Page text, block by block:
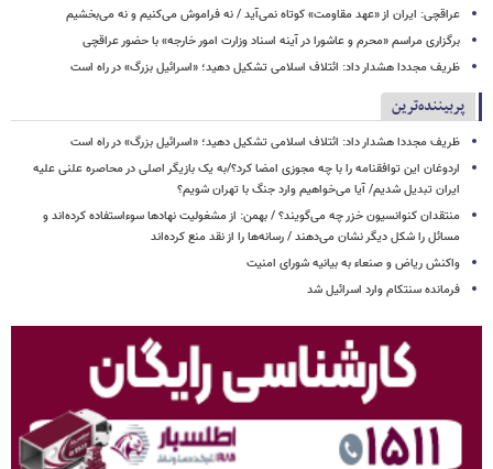
عراقچی: ایران از «عهد مقاومت» کوتاه نمی‌آید / نه فراموش می‌کنیم و نه می‌بخشیم
برگزاری مراسم «محرم و عاشورا در آینه اسناد وزارت امور خارجه» با حضور عراقچی
ظریف مجددا هشدار داد: ائتلاف اسلامی تشکیل دهید؛ «اسرائیل بزرگ» در راه است
پربیننده‌ترین
ظریف مجددا هشدار داد: ائتلاف اسلامی تشکیل دهید؛ «اسرائیل بزرگ» در راه است
اردوغان این توافقنامه را با چه مجوزی امضا کرد؟/به یک بازیگر اصلی در محاصره علنی علیه
ایران تبدیل شدیم/ آیا می‌خواهیم وارد جنگ با تهران شویم؟
منتقدان کنوانسیون خزر چه می‌گویند؟ / بهمن: از مشغولیت نهادها سوءاستفاده کرده‌اند و
مسائل را شکل دیگر نشان می‌دهند / رسانه‌ها را از نقد منع کرده‌اند
واکنش ریاض و صنعاء به بیانیه شورای امنیت
فرمانده سنتکام وارد اسرائیل شد